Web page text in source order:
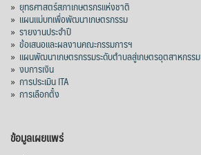
» ยุทธศาสตร์สภาเกษตรกรแห่งชาติ
» แผนแม่บทเพื่อพัฒนาเกษตรกรรม
» รายงานประจำปี
» ข้อเสนอและผลงานคณะกรรมการฯ
» แผนพัฒนาเกษตรกรรมระดับตำบลสู่เกษตรอุตสาหกรรม
» งบการเงิน
» การประเมิน ITA
» การเลือกตั้ง
ข้อมูลเผยแพร่